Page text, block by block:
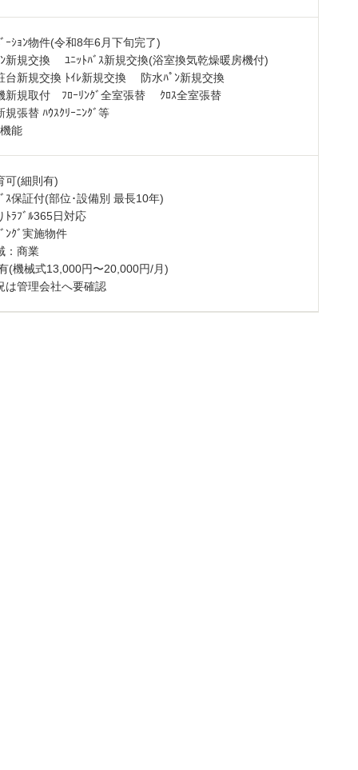
ｰｼｮﾝ物件(令和8年6月下旬完了)
ﾝ新規交換 ﾕﾆｯﾄﾊﾞｽ新規交換(浴室換気乾燥暖房機付)
台新規交換 ﾄｲﾚ新規交換 防水ﾊﾟﾝ新規交換
新規取付 ﾌﾛｰﾘﾝｸﾞ全室張替 ｸﾛｽ全室張替
規張替 ﾊｳｽｸﾘｰﾆﾝｸﾞ等
能
可(細則有)
ﾞｽ保証付(部位･設備別 最長10年)
ﾄﾗﾌﾞﾙ365日対応
ﾝｸﾞ実施物件
：商業
(機械式13,000円〜20,000円/月)
は管理会社へ要確認